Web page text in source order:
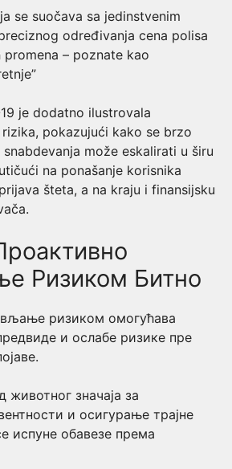
se suočava sa jedinstvenim
određivanja cena polisa
– poznate kao
je dodatno ilustrovala
pokazujući kako se brzo
može eskalirati u širu
na ponašanje korisnika
šteta, a na kraju i finansijsku
Ризиком Битно
ризиком омогућава
и ослабе ризике пре
животног значаја за
и осигурање трајне
испуне обавезе према